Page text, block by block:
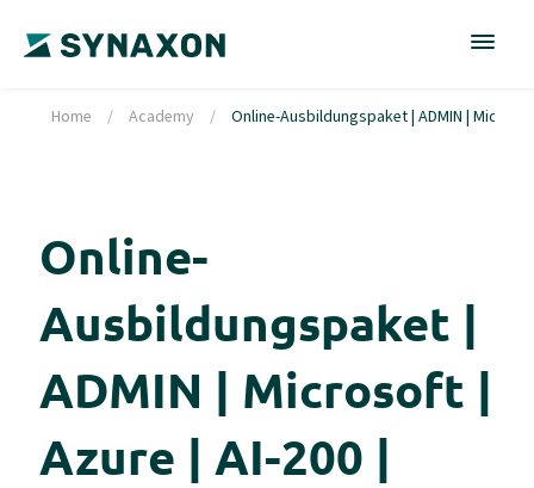
Home / Academy / Online-Ausbildungspaket | ADMIN |
Online-
Ausbildungspaket |
ADMIN | Microsoft |
Azure | AI-200 |